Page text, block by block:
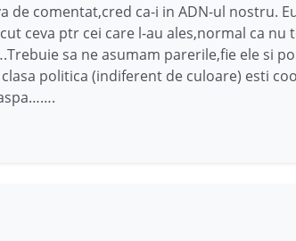
de comentat,cred ca-i in ADN-ul nostru.
ceva ptr cei care l-au ales,normal ca nu
sa ne asumam parerile,fie ele si
politica (indiferent de culoare) esti